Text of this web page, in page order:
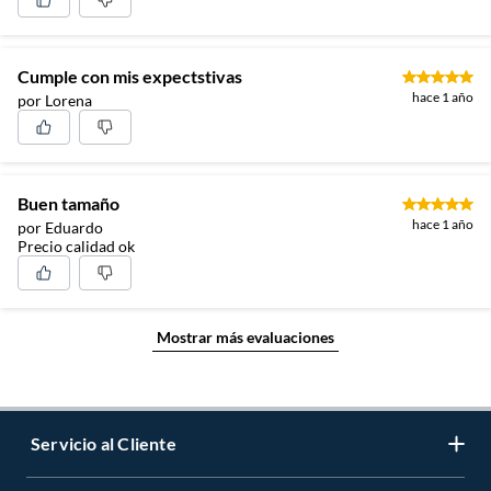
Cumple con mis expectstivas
por Lorena hace 1 año
Buen tamaño
por Eduardo hace 1 año
Precio calidad ok
Mostrar más evaluaciones
Servicio al Cliente